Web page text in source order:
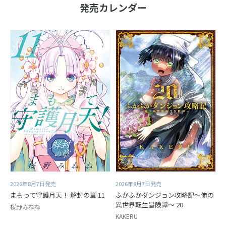
発売カレンダー
2026年8月7日発売
まもって守護月天！ 解封の章 11
桜野みねね
2026年8月7日発売
ふかふかダンジョン攻略記～俺の
異世界転生冒険譚～ 20
KAKERU